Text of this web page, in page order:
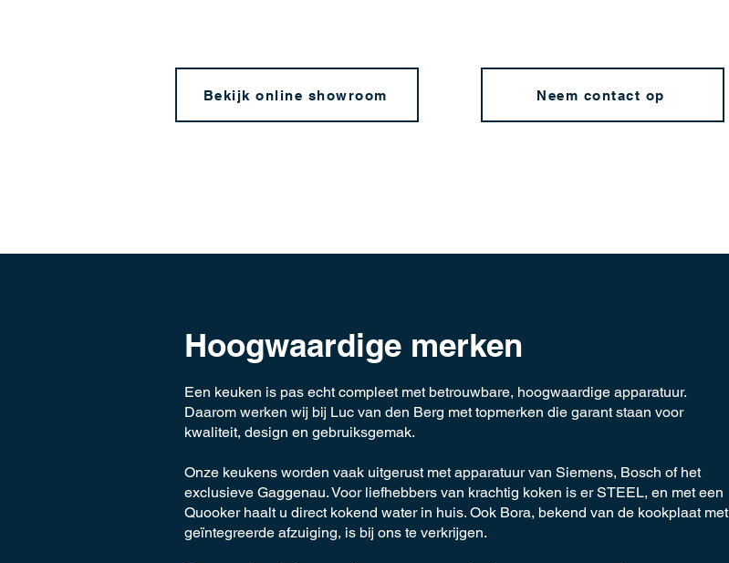
Bekijk online showroom Neem contact op
Hoogwaardige merken
Een keuken is pas echt compleet met betrouwbare, hoogwaardige apparatuur.
Daarom werken wij bij Luc van den Berg met topmerken die garant staan voor
kwaliteit, design en gebruiksgemak.
Onze keukens worden vaak uitgerust met apparatuur van Siemens, Bosch of het
exclusieve Gaggenau. Voor liefhebbers van krachtig koken is er STEEL, en met een
Quooker haalt u direct kokend water in huis. Ook Bora, bekend van de kookplaat met
geïntegreerde afzuiging, is bij ons te verkrijgen.